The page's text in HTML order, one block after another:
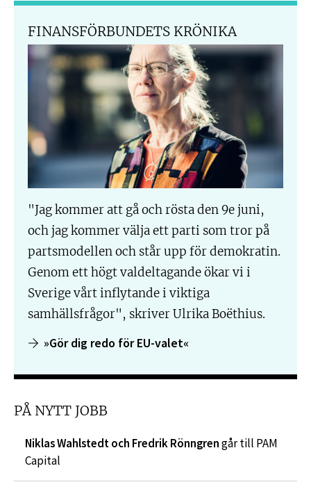
FINANSFÖRBUNDETS KRÖNIKA
"Jag kommer att gå och rösta den 9e juni,
och jag kommer välja ett parti som tror på
partsmodellen och står upp för demokratin.
Genom ett högt valdeltagande ökar vi i
Sverige vårt inflytande i viktiga
samhällsfrågor", skriver Ulrika Boëthius.
»Gör dig redo för EU-valet«
PÅ NYTT JOBB
Niklas Wahlstedt och Fredrik Rönngrengår till PAM
Capital